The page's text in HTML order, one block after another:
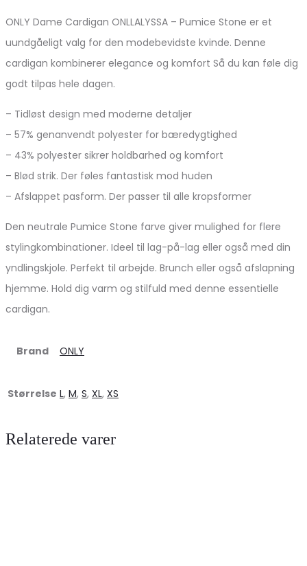
ONLY Dame Cardigan ONLLALYSSA – Pumice Stone er et
uundgåeligt valg for den modebevidste kvinde. Denne
cardigan kombinerer elegance og komfort Så du kan føle dig
godt tilpas hele dagen.
– Tidløst design med moderne detaljer
– 57% genanvendt polyester for bæredygtighed
– 43% polyester sikrer holdbarhed og komfort
– Blød strik. Der føles fantastisk mod huden
– Afslappet pasform. Der passer til alle kropsformer
Den neutrale Pumice Stone farve giver mulighed for flere
stylingkombinationer. Ideel til lag-på-lag eller også med din
yndlingskjole. Perfekt til arbejde. Brunch eller også afslapning
hjemme. Hold dig varm og stilfuld med denne essentielle
cardigan.
Brand ONLY
Størrelse L, M, S, XL, XS
Relaterede varer